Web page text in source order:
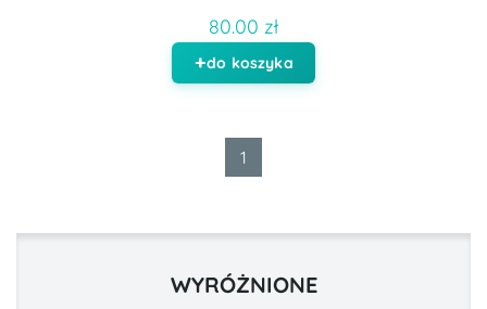
80.00 zł
do koszyka
1
WYRÓŻNIONE